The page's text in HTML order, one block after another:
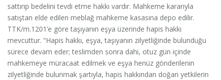
sattırıp bedelini tevdi etme hakkı vardır. Mahkeme kararıyla
satıştan elde edilen meblağ mahkeme kasasına depo edilir.
TTK/m.1201’e göre taşıyanın eşya üzerinde hapis hakkı
mevcuttur. “Hapis hakkı, eşya, taşıyanın zilyetliğinde bulunduğu
sürece devam eder; teslimden sonra dahi, otuz gün içinde
mahkemeye müracaat edilmek ve eşya henüz gönderilenin
zilyetliğinde bulunmak şartıyla, hapis hakkından doğan yetkilerin